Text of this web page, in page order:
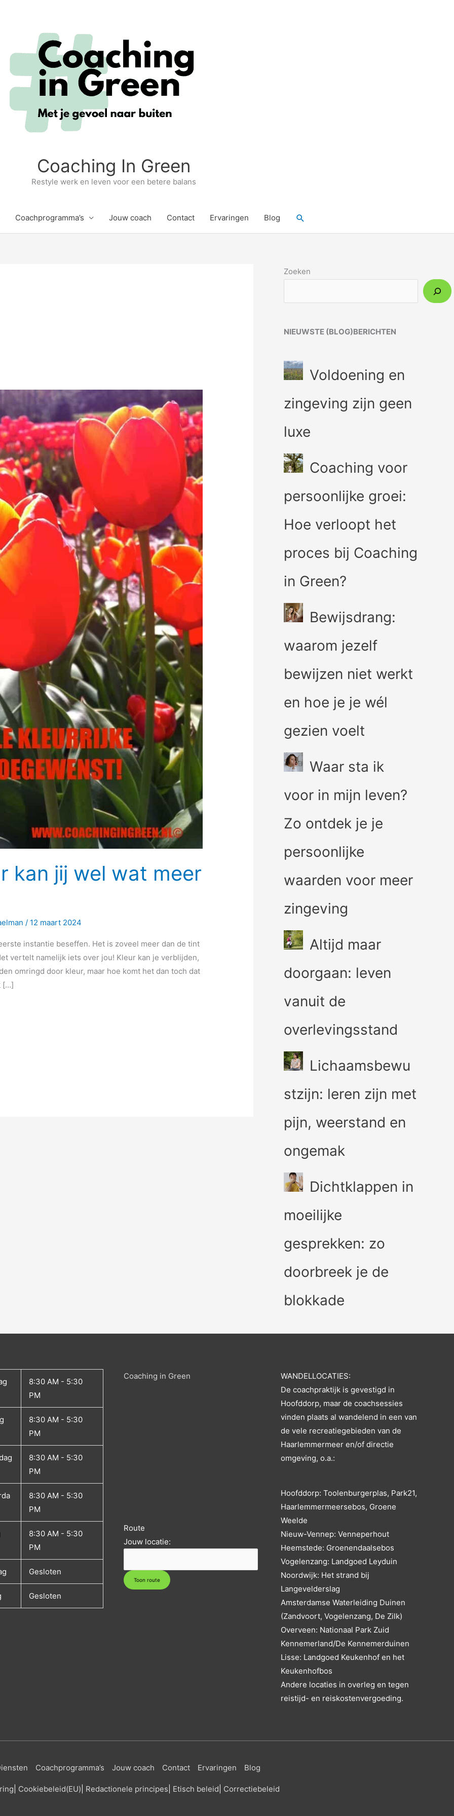
Coaching In Green
Restyle werk en leven voor een betere balans
Coachprogramma’s Jouw coach Contact Ervaringen Blog Zoeken
kan jij wel wat meer
/ 12 maart 2024
instantie beseffen. Het is zoveel meer dan de tint
vertelt namelijk iets over jou! Kleur kan je verblijden,
omringd door kleur, maar hoe komt het dan toch dat
[…]
Zoeken
NIEUWSTE (BLOG)BERICHTEN
Voldoening en
zingeving zijn geen
luxe
Coaching voor
persoonlijke groei:
Hoe verloopt het
proces bij Coaching
in Green?
Bewijsdrang:
waarom jezelf
bewijzen niet werkt
en hoe je je wél
gezien voelt
Waar sta ik
voor in mijn leven?
Zo ontdek je je
persoonlijke
waarden voor meer
zingeving
Altijd maar
doorgaan: leven
vanuit de
overlevingsstand
Lichaamsbewu
stzijn: leren zijn met
pijn, weerstand en
ongemak
Dichtklappen in
moeilijke
gesprekken: zo
doorbreek je de
blokkade
8:30 AM - 5:30
PM
8:30 AM - 5:30
PM
8:30 AM - 5:30
PM
8:30 AM - 5:30
PM
8:30 AM - 5:30
PM
Gesloten
Gesloten
Coaching in Green
Route
Jouw locatie:
WANDELLOCATIES:
De coachpraktijk is gevestigd in
Hoofddorp, maar de coachsessies
vinden plaats al wandelend in een van
de vele recreatiegebieden van de
Haarlemmermeer en/of directie
omgeving, o.a.:
Hoofddorp: Toolenburgerplas, Park21,
Haarlemmermeersebos, Groene
Weelde
Nieuw-Vennep: Venneperhout
Heemstede: Groenendaalsebos
Vogelenzang: Landgoed Leyduin
Noordwijk: Het strand bij
Langevelderslag
Amsterdamse Waterleiding Duinen
(Zandvoort, Vogelenzang, De Zilk)
Overveen: Nationaal Park Zuid
Kennemerland/De Kennemerduinen
Lisse: Landgoed Keukenhof en het
Keukenhofbos
Andere locaties in overleg en tegen
reistijd- en reiskostenvergoeding.
Coachprogramma’s Jouw coach Contact Ervaringen Blog
Cookiebeleid(EU) Redactionele principes Etisch beleid Correctiebeleid